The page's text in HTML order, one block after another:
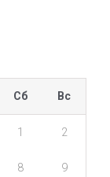
Сб Вс
1 2
8 9